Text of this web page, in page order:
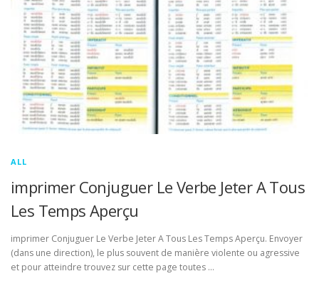
ALL
imprimer Conjuguer Le Verbe Jeter A Tous
Les Temps Aperçu
imprimer Conjuguer Le Verbe Jeter A Tous Les Temps Aperçu. Envoyer
(dans une direction), le plus souvent de manière violente ou agressive
et pour atteindre trouvez sur cette page toutes …